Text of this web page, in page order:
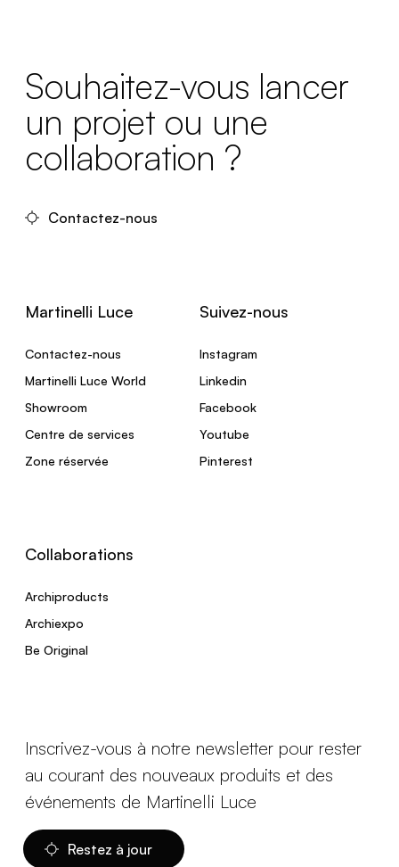
Souhaitez-vous lancer
un projet ou une
collaboration ?
Contactez-nous
Martinelli Luce
Contactez-nous
Martinelli Luce World
Showroom
Centre de services
Zone réservée
Suivez-nous
Instagram
Linkedin
Facebook
Youtube
Pinterest
Collaborations
Archiproducts
Archiexpo
Be Original
Inscrivez-vous à notre newsletter pour rester
au courant des nouveaux produits et des
événements de Martinelli Luce
Restez à jour